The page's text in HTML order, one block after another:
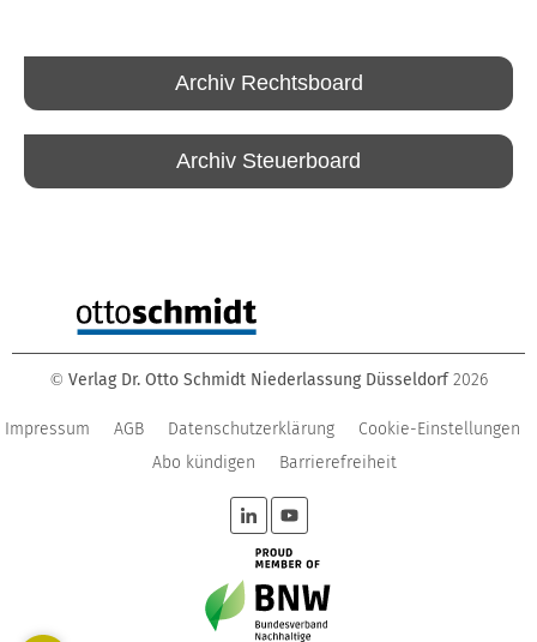
Archiv Rechtsboard
Archiv Steuerboard
© Verlag Dr. Otto Schmidt Niederlassung Düsseldorf 2026
Impressum AGB Datenschutzerklärung
Cookie-Einstellungen
Abo kündigen
Barrierefreiheit